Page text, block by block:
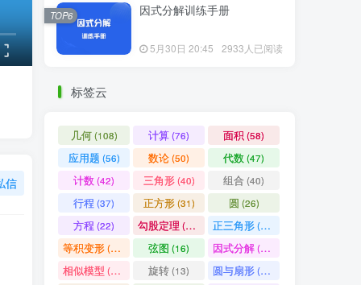
信
因式分解训练手册
5月30日 20:45 2933人已阅读
TOP6
标签云
几何(108) 计算(76) 面积(58)
应用题 (56) 数论(50) 代数(47)
计数(42) 三角形(40) 组合(40)
行程 (37) 正方形(31) 圆 (26)
方程 (22) 勾股定理 (19) 正三角形(19)
等积变形(18) 弦图 (16) 因式分解(15)
相似模型 (14) 旋转(13) 圆与扇形(13)